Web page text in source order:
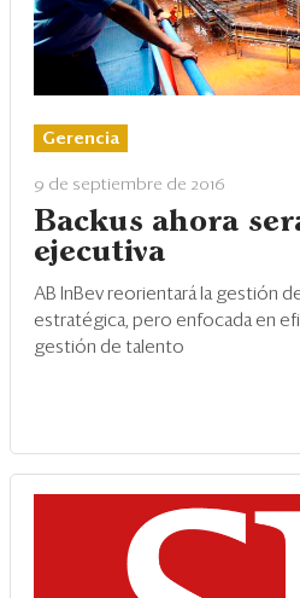
Gerencia
9 de septiembre de 2016
Backus ahora
ejecutiva
AB InBev reorientará la gestión
estratégica, pero enfocada en
gestión de talento